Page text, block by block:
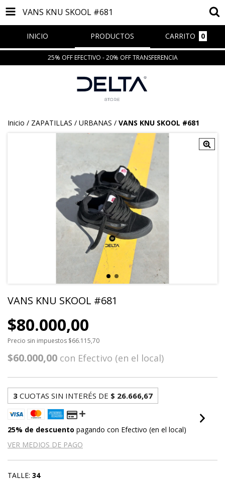
VANS KNU SKOOL #681
INICIO PRODUCTOS CARRITO 0
25% OFF EFECTIVO - 20% OFF TRANSFERENCIA
Inicio / ZAPATILLAS / URBANAS / VANS KNU SKOOL #681
VANS KNU SKOOL #681
$80.000,00
Precio sin impuestos $66.115,70
$60.000,00 con Efectivo (en el local)
3 CUOTAS SIN INTERÉS DE $ 26.666,67
25% de descuento pagando con Efectivo (en el local)
VER MEDIOS DE PAGO
TALLE: 34